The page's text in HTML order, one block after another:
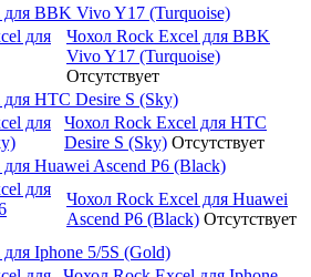
BBK Vivo Y17 (Turquoise)
Чохол Rock Excel для BBK
Vivo Y17 (Turquoise)
Отсутствует
HTC Desire S (Sky)
Чохол Rock Excel для HTC
Desire S (Sky) Отсутствует
Huawei Ascend P6 (Black)
Чохол Rock Excel для Huawei
Ascend P6 (Black) Отсутствует
Iphone 5/5S (Gold)